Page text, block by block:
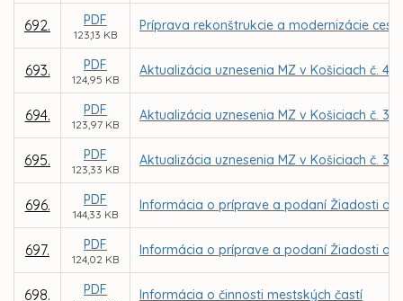
692. PDF
123,13 KB
Príprava rekonštrukcie a modernizácie
693. PDF
124,95 KB
Aktualizácia uznesenia MZ v Košiciach č.
694. PDF
123,97 KB
Aktualizácia uznesenia MZ v Košiciach č.
695. PDF
123,33 KB
Aktualizácia uznesenia MZ v Košiciach č.
696. PDF
144,33 KB
Informácia o príprave a podaní Žiadosti o
697. PDF
124,02 KB
Informácia o príprave a podaní Žiadosti o
698. PDF Informácia o činnosti mestských častí